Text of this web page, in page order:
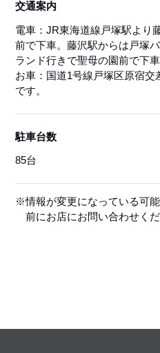
交通案内
電車：JR東海道線戸塚駅より
前で下車。藤沢駅からは戸塚
ランド行きで聖母の園前で下車
お車：国道1号線戸塚区原宿
です。
駐車台数
85台